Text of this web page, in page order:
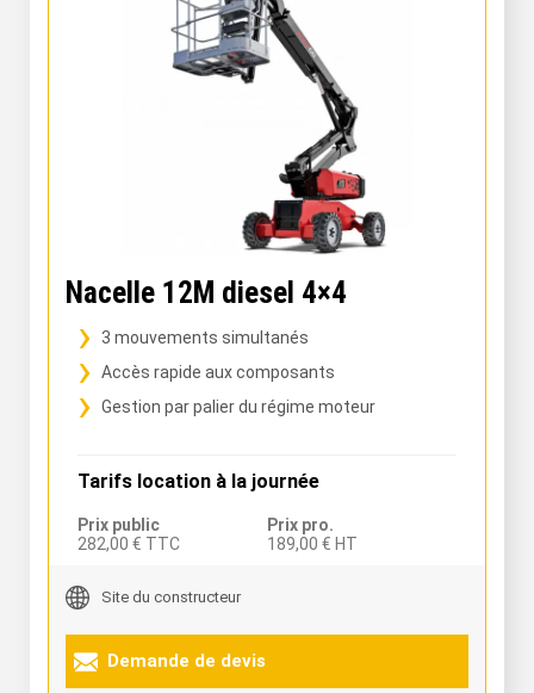
Nacelle 12M diesel 4×4
3 mouvements simultanés
Accès rapide aux composants
Gestion par palier du régime moteur
Tarifs location à la journée
Prix public
282,00 € TTC
Prix pro.
189,00 € HT
Site du constructeur
Demande de devis